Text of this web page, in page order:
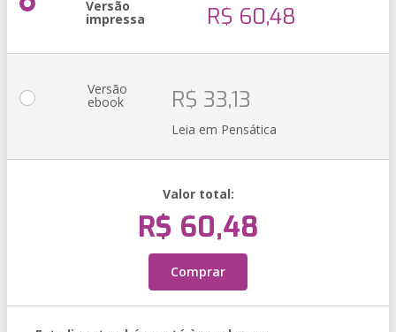
Versão
impressa R$ 60,48
Versão
ebook R$ 33,13
Leia em Pensática
Valor total:
R$ 60,48
Comprar